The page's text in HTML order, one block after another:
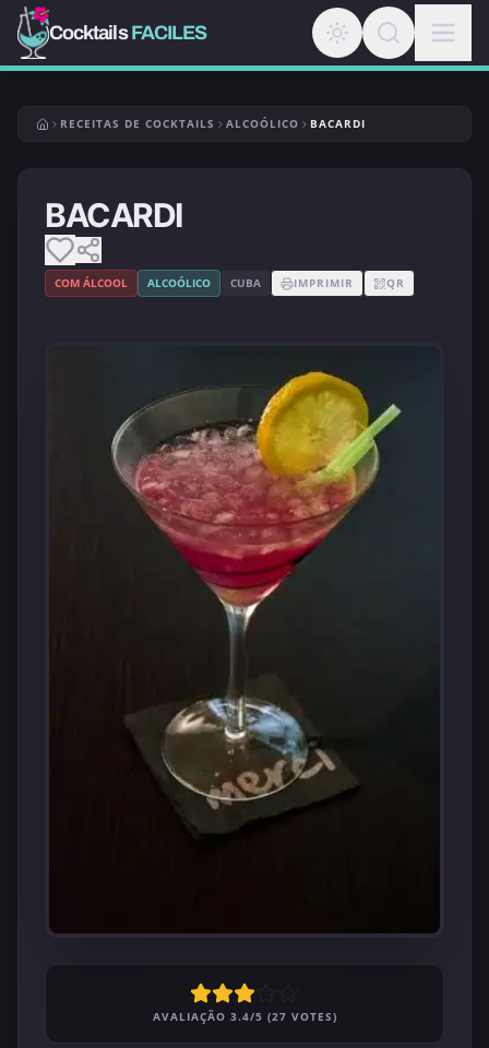
CocktailsFACILES
RECEITAS DE COCKTAILS ALCOÓLICO BACARDI
BACARDI
COM ÁLCOOL ALCOÓLICO CUBA IMPRIMIR QR
AVALIAÇÃO 3.4/5 (27 VOTES)